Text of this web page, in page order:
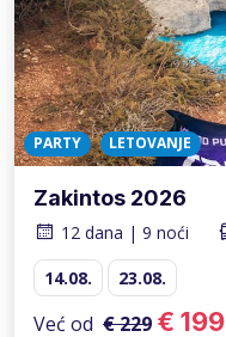
PARTY LETOVANJE
Zakintos 2026
12 dana | 9 noći
14.08.
23.08.
Već od € 229 € 199